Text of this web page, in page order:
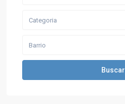
Categoria
Barrio
Buscar